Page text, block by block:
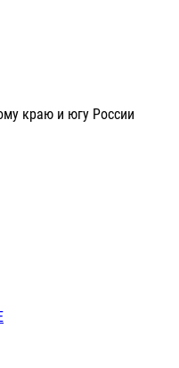
краю и югу России